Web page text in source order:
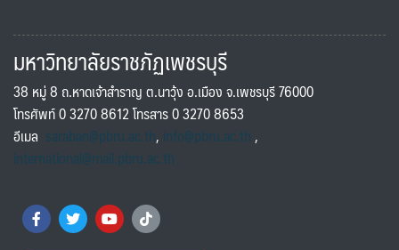
มหาวิทยาลัยราชภัฏเพชรบุรี
38 หมู่ 8 ถ.หาดเจ้าสำราญ ต.นาวุ้ง อ.เมือง จ.เพชรบุรี 76000
โทรศัพท์ 0 3270 8612 โทรสาร 0 3270 8653
อีเมล saraban@pbru.ac.th, info@pbru.ac.th,
international@mail.pbru.ac.th